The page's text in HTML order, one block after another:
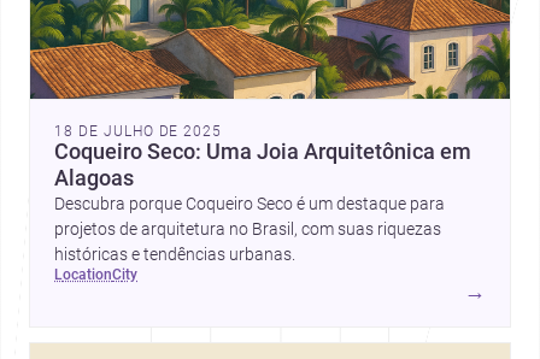
18 DE JULHO DE 2025
Coqueiro Seco: Uma Joia Arquitetônica em
Alagoas
Descubra porque Coqueiro Seco é um destaque para
projetos de arquitetura no Brasil, com suas riquezas
históricas e tendências urbanas.
location city
→